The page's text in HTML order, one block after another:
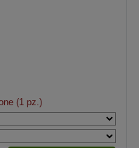
(1 pz.)